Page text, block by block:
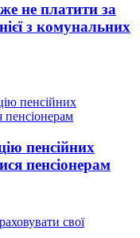
не платити за
з комунальних
пенсійних
пенсіонерам